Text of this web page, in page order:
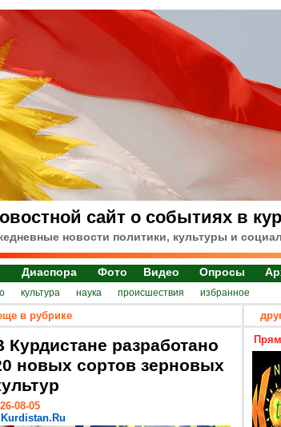
сайт о событиях в
новости политики, культуры и
Диаспора Фото Видео Опросы
культура наука происшествия избранное
в рубрике
Курдистане разработано
новых сортов зерновых
08-05
Kurdistan.Ru